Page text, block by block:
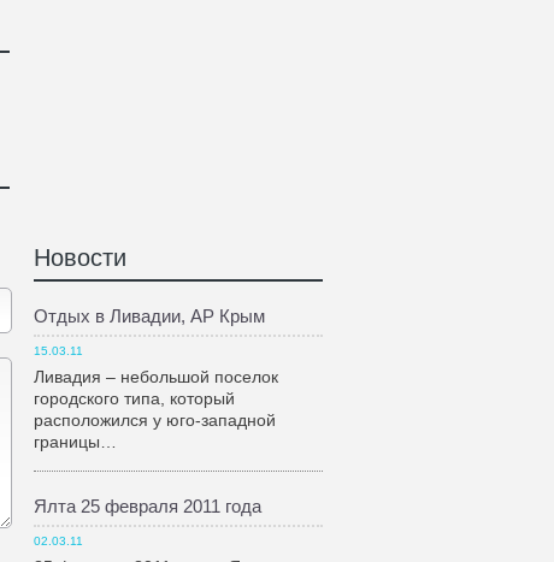
Новости
Отдых в Ливадии, АР Крым
15.03.11
Ливадия – небольшой поселок
городского типа, который
расположился у юго-западной
границы…
Ялта 25 февраля 2011 года
02.03.11